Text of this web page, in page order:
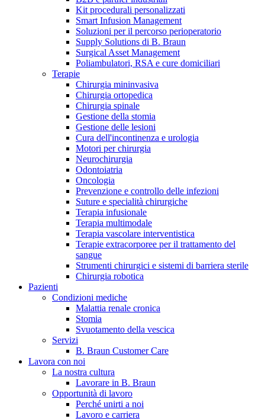
Catalogo prodotti
Trova il prodotto che stai cercando. Visita il catalogo B.
Braun con il nostro portfolio completo.
Hai domande o richieste? Scrivici per entrare subito in
contatto con un nostro referente.
B. Braun in Italia
Scopri chi siamo ed entra nel mondo di B. Braun in Italia: 4
sedi, 4 aziende, più di 700 dipendenti e un Centro di
Kit procedurali personalizzati
Smart Infusion Management
Soluzioni per il percorso perioperatorio
Supply Solutions di B. Braun
Surgical Asset Management
Poliambulatori, RSA e cure domiciliari
Terapie
Chirurgia mininvasiva
Chirurgia ortopedica
Chirurgia spinale
Gestione della stomia
Gestione delle lesioni
Cura dell'incontinenza e urologia
Motori per chirurgia
Neurochirurgia
Odontoiatria
Oncologia
Prevenzione e controllo delle infezioni
Suture e specialità chirurgiche
Terapia infusionale
Terapia multimodale
Terapia vascolare interventistica
Terapie extracorporee per il trattamento del
sangue
Strumenti chirurgici e sistemi di barriera sterile
Chirurgia robotica
Pazienti
Condizioni mediche
Malattia renale cronica
Stomia
Svuotamento della vescica
Servizi
B. Braun Customer Care
Lavora con noi
La nostra cultura
Lavorare in B. Braun
Opportunità di lavoro
Perché unirti a noi
Lavoro e carriera